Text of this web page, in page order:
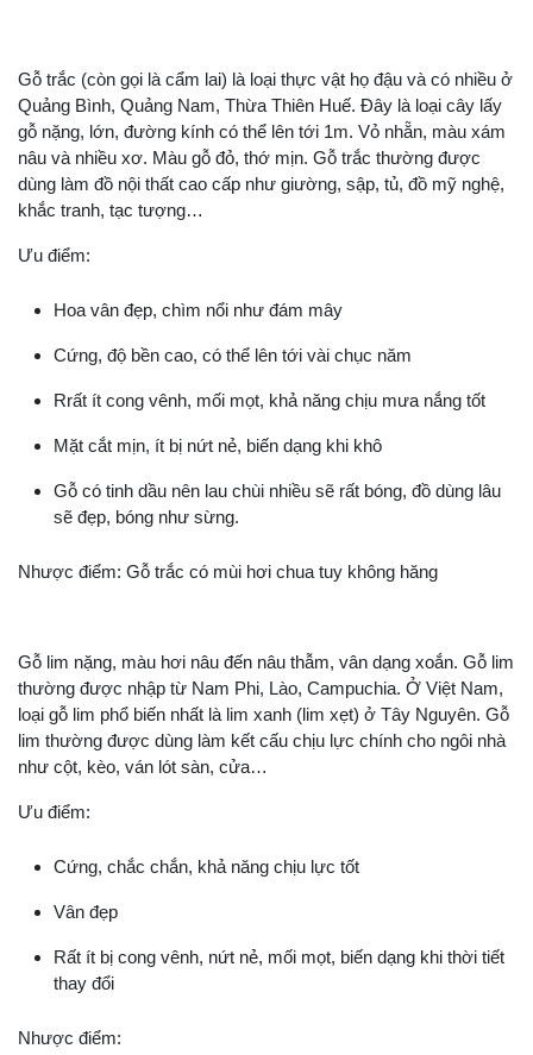
Gỗ trắc (còn gọi là cẩm lai) là loại thực vật họ đậu và có nhiều ở
Quảng Bình, Quảng Nam, Thừa Thiên Huế. Đây là loại cây lấy
gỗ nặng, lớn, đường kính có thể lên tới 1m. Vỏ nhẵn, màu xám
nâu và nhiều xơ. Màu gỗ đỏ, thớ mịn. Gỗ trắc thường được
dùng làm đồ nội thất cao cấp như giường, sập, tủ, đồ mỹ nghệ,
khắc tranh, tạc tượng…
Ưu điểm:
Hoa vân đẹp, chìm nổi như đám mây
Cứng, độ bền cao, có thể lên tới vài chục năm
Rrất ít cong vênh, mối mọt, khả năng chịu mưa nắng tốt
Mặt cắt mịn, ít bị nứt nẻ, biến dạng khi khô
Gỗ có tinh dầu nên lau chùi nhiều sẽ rất bóng, đồ dùng lâu
sẽ đẹp, bóng như sừng.
Nhược điểm: Gỗ trắc có mùi hơi chua tuy không hăng
Gỗ lim nặng, màu hơi nâu đến nâu thẫm, vân dạng xoắn. Gỗ lim
thường được nhập từ Nam Phi, Lào, Campuchia. Ở Việt Nam,
loại gỗ lim phổ biến nhất là lim xanh (lim xẹt) ở Tây Nguyên. Gỗ
lim thường được dùng làm kết cấu chịu lực chính cho ngôi nhà
như cột, kèo, ván lót sàn, cửa…
Ưu điểm:
Cứng, chắc chắn, khả năng chịu lực tốt
Vân đẹp
Rất ít bị cong vênh, nứt nẻ, mối mọt, biến dạng khi thời tiết
thay đổi
Nhược điểm: